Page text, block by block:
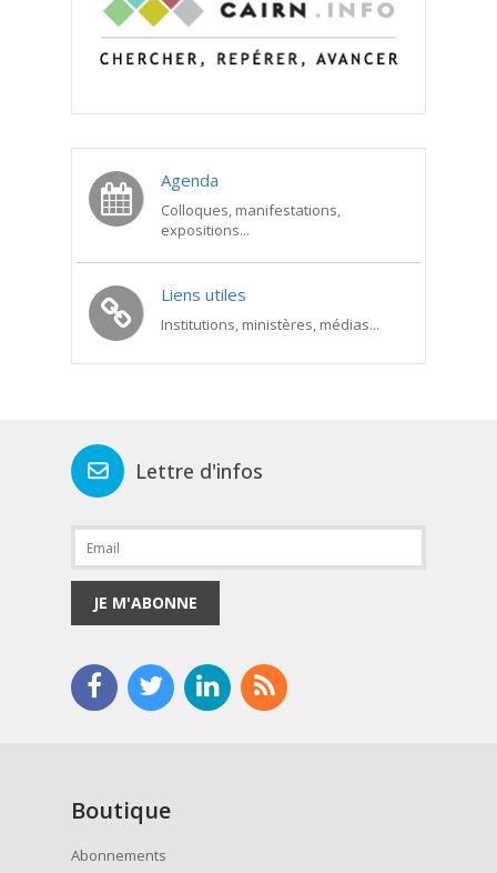
Agenda
Colloques, manifestations,
expositions...
Liens utiles
Institutions, ministères, médias...
Lettre d'infos
JE M'ABONNE
Boutique
Abonnements